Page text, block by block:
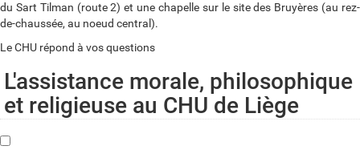
du Sart Tilman (route 2) et une chapelle sur le site des Bruyères (au rez-
de-chaussée, au noeud central).
Le CHU répond à vos questions
L'assistance morale, philosophique
et religieuse au CHU de Liège